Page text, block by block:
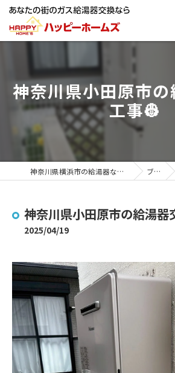
神奈川県小田原市
工事👷
神奈川県横浜市の給湯器ならハッピーホームズ ブログ
神奈川県小田原市の給湯器
2025/04/19